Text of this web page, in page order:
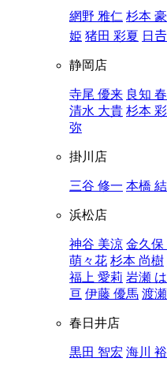
網野 雅仁 杉本
姫 猪田 彩夏 日
静岡店
寺尾 優来 良知
清水 大貴 杉本
弥
掛川店
三谷 修一 本橋
浜松店
神谷 美涼 金久保
萌々花 杉本 尚樹
福上 愛莉 岩瀬
亘 伊藤 優馬 渡
春日井店
黒田 智宏 海川